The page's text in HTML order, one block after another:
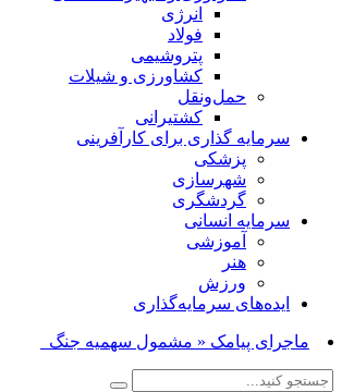
انرژی
فولاد
پتروشیمی
کشاورزی و شیلات
حمل‌و‌نقل
کشتیرانی
سرمایه گذاری برای کارآفرینی
پزشکی
شهرسازی
گردشگری
سرمایه انسانی
آموزشی
هنر
ورزش
ایده‌های سرمایه‌گذاری
ماجرای پیامک « مشمول سهمیه جنگ هستید_